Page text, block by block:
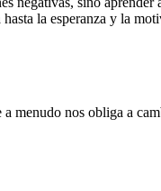
la esperanza y la
menudo nos obliga a